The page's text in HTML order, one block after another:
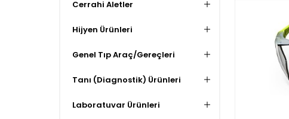
Cerrahi Aletler
Hijyen Ürünleri
Genel Tıp Araç/Gereçleri
Tanı (Diagnostik) Ürünleri
Laboratuvar Ürünleri